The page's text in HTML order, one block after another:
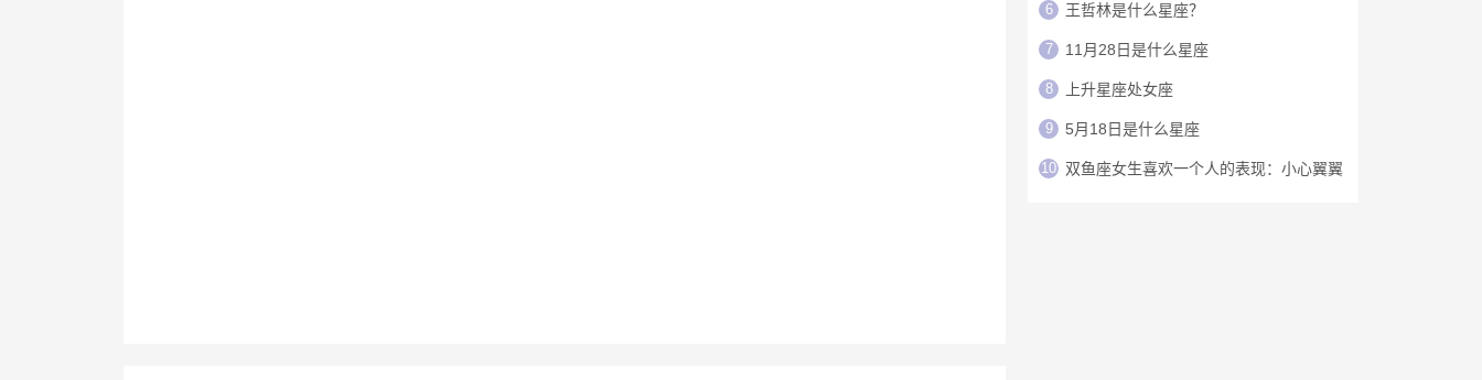
6 王哲林是什么星座？
7 11月28日是什么星座
8 上升星座处女座
9 5月18日是什么星座
10 双鱼座女生喜欢一个人的表现：小心翼翼